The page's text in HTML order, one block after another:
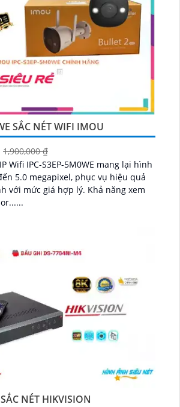
SẮC NÉT WIFI IMOU
1,900,000 ₫
Wifi IPC-S3EP-5M0WE mang lại hình
5.0 megapixel, phục vụ hiệu quả
giá hợp lý. Khả năng xem
NÉT HIKVISION